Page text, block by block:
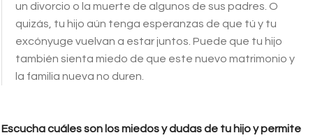
un divorcio o la muerte de algunos de sus padres. O
quizás, tu hijo aún tenga esperanzas de que tú y tu
excónyuge vuelvan a estar juntos. Puede que tu hijo
también sienta miedo de que este nuevo matrimonio y
la familia nueva no duren.
Escucha cuáles son los miedos y dudas de tu hijo y permite